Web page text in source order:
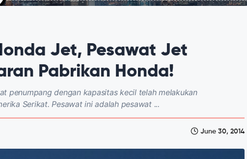
Jet, Pesawat Jet
Pabrikan Honda!
penumpang dengan kapasitas kecil telah melakukan
Serikat. Pesawat ini adalah pesawat ...
June 30, 2014